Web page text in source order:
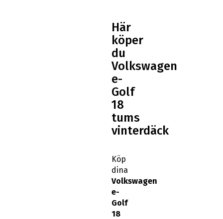
Här
köper
du
Volkswagen
e-
Golf
18
tums
vinterdäck
Köp
dina
Volkswagen
e-
Golf
18